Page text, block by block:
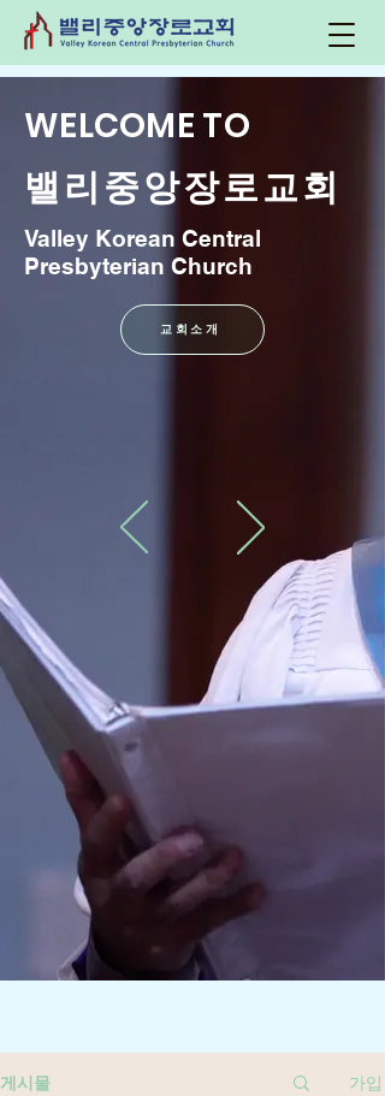
WELCOME TO
​밸리중앙장로교회
Valley Korean Central
Presbyterian Church
교회소개
게시물 가입